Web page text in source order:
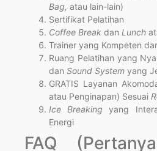
Bag, atau lain-lain)
Sertifikat Pelatihan
Coffee Break dan Lunch
Trainer yang Kompeten
Ruang Pelatihan yang
dan Sound System yang
GRATIS Layanan
atau Penginapan) Sesuai
Ice Breaking yang
Energi
FAQ